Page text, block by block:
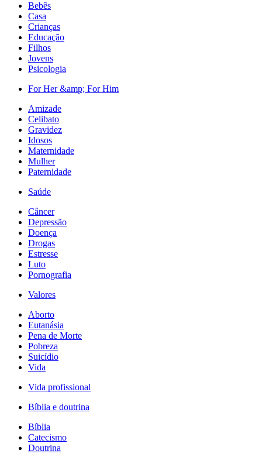
Bebês
Casa
Crianças
Educação
Filhos
Jovens
Psicologia
For Her &amp; For Him
Amizade
Celibato
Gravidez
Idosos
Maternidade
Mulher
Paternidade
Saúde
Câncer
Depressão
Doença
Drogas
Estresse
Luto
Pornografia
Valores
Aborto
Eutanásia
Pena de Morte
Pobreza
Suicídio
Vida
Vida profissional
Bíblia e doutrina
Bíblia
Catecismo
Doutrina